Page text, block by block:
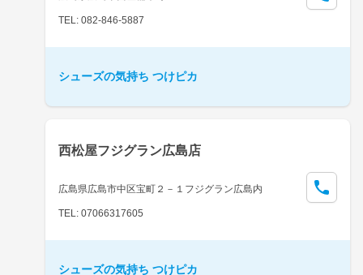
TEL: 082-846-5887
シューズの気持ち つけピカ
西松屋フジグラン広島店
広島県広島市中区宝町２－１フジグラン広島内
TEL: 07066317605
シューズの気持ち つけピカ